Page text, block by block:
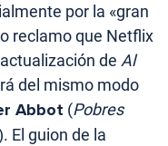
por la «gran
reclamo que Netflix
de Al
del mismo modo
Abbot (Pobres
El guion de la